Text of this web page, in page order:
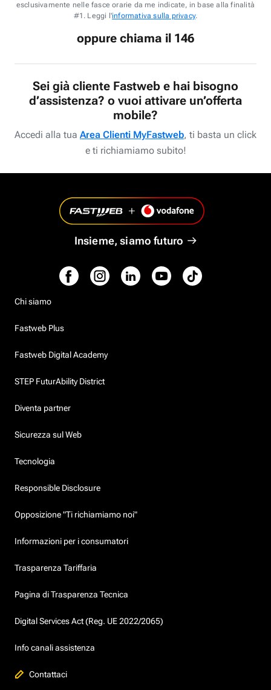
esclusivamente nelle fasce orarie da me indicate, in base alla finalità
#1. Leggi l'informativa sulla privacy.
oppure chiama il 146
Sei già cliente Fastweb e hai bisogno
d’assistenza? o vuoi attivare un’offerta
mobile?
Accedi alla tua Area Clienti MyFastweb, ti basta un click
e ti richiamiamo subito!
Insieme, siamo futuro
Chi siamo
Fastweb Plus
Fastweb Digital Academy
STEP FuturAbility District
Diventa partner
Sicurezza sul Web
Tecnologia
Responsible Disclosure
Opposizione "Ti richiamiamo noi"
Informazioni per i consumatori
Trasparenza Tariffaria
Pagina di Trasparenza Tecnica
Digital Services Act (Reg. UE 2022/2065)
Info canali assistenza
Contattaci